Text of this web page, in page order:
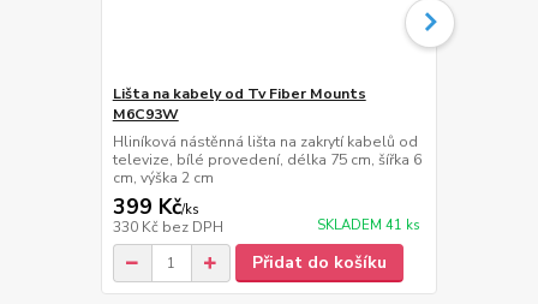
Lišta na kabely od Tv Fiber Mounts
M6C93W
Hliníková nástěnná lišta na zakrytí kabelů od
televize, bílé provedení, délka 75 cm, šířka 6
cm, výška 2 cm
399 Kč/ks
330 Kč bez DPH SKLADEM 41 ks
Přidat do košíku